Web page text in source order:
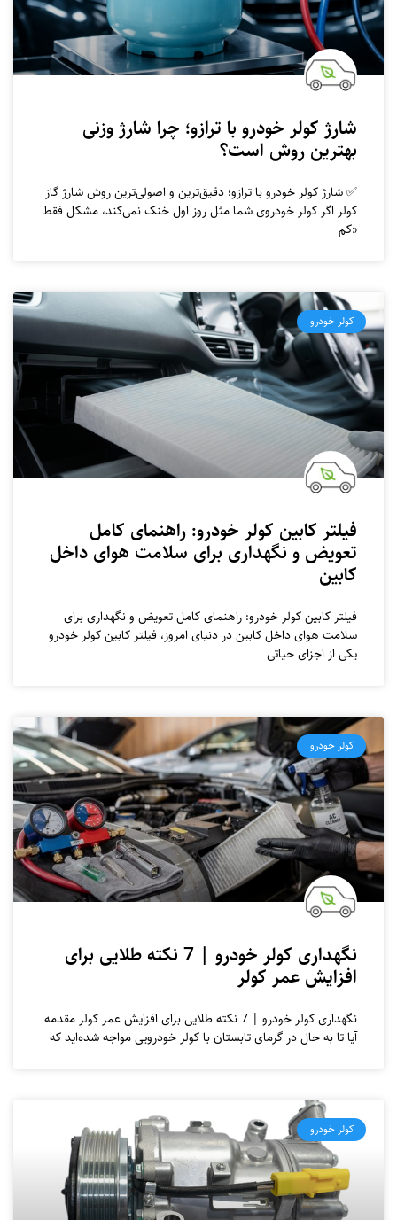
شارژ کولر خودرو با ترازو؛ چرا شارژ وزنی
بهترین روش است؟
✅ شارژ کولر خودرو با ترازو؛ دقیق‌ترین و اصولی‌ترین روش شارژ گاز
کولر اگر کولر خودروی شما مثل روز اول خنک نمی‌کند، مشکل فقط
«کم
کولر خودرو
فیلتر کابین کولر خودرو: راهنمای کامل
تعویض و نگهداری برای سلامت هوای داخل
کابین
فیلتر کابین کولر خودرو: راهنمای کامل تعویض و نگهداری برای
سلامت هوای داخل کابین در دنیای امروز، فیلتر کابین کولر خودرو
یکی از اجزای حیاتی
کولر خودرو
نگهداری کولر خودرو | 7 نکته طلایی برای
افزایش عمر کولر
نگهداری کولر خودرو | 7 نکته طلایی برای افزایش عمر کولر مقدمه
آیا تا به حال در گرمای تابستان با کولر خودرویی مواجه شده‌اید که
کولر خودرو